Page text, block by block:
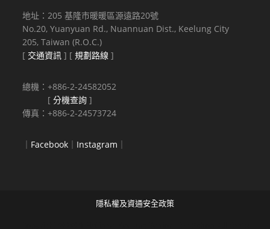
地址：205 基隆市暖暖區源遠路20號
No.20, Yuanyuan Rd., Nuannuan Dist., Keelung City
205, Taiwan (R.O.C.)
[ 交通資訊 ] [規劃路線 ]
總機：+886-2-24582052
[分機查詢 ]
傳真：+886-2-24573724
｜ Facebook ｜ Instagram ｜
隱私權及資通安全政策